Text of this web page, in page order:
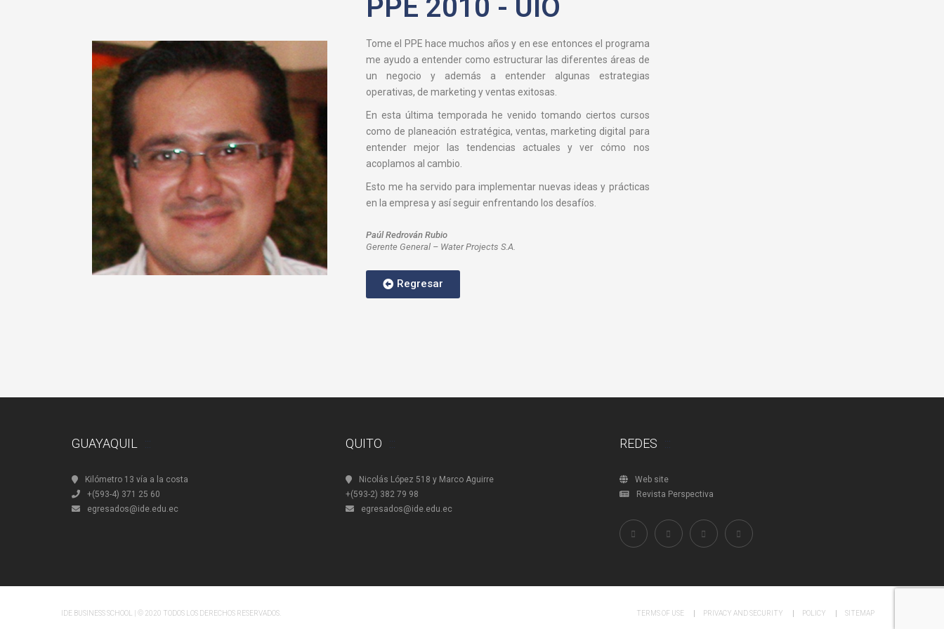
PPE 2010 - UIO
Tome el PPE hace muchos años y en ese entonces el programa
me ayudo a entender como estructurar las diferentes áreas de
un negocio y además a entender algunas estrategias
operativas, de marketing y ventas exitosas.
En esta última temporada he venido tomando ciertos cursos
como de planeación estratégica, ventas, marketing digital para
entender mejor las tendencias actuales y ver cómo nos
acoplamos al cambio.
Esto me ha servido para implementar nuevas ideas y prácticas
en la empresa y así seguir enfrentando los desafíos.
Paúl Redrován Rubio
Gerente General – Water Projects S.A.
Regresar
GUAYAQUIL
Kilómetro 13 vía a la costa
+(593-4) 371 25 60
egresados@ide.edu.ec
QUITO
Nicolás López 518 y Marco Aguirre
+(593-2) 382 79 98
egresados@ide.edu.ec
REDES
Web site
Revista Perspectiva
IDE BUSINESS SCHOOL | © 2020 TODOS LOS DERECHOS RESERVADOS. TERMS OF USE PRIVACY AND SECURITY POLICY SITEMAP